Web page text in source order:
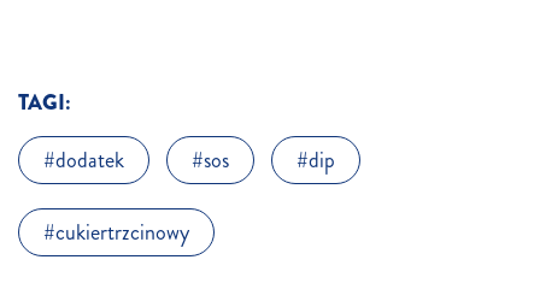
TAGI:
dodatek
sos dip
cukiertrzcinowy